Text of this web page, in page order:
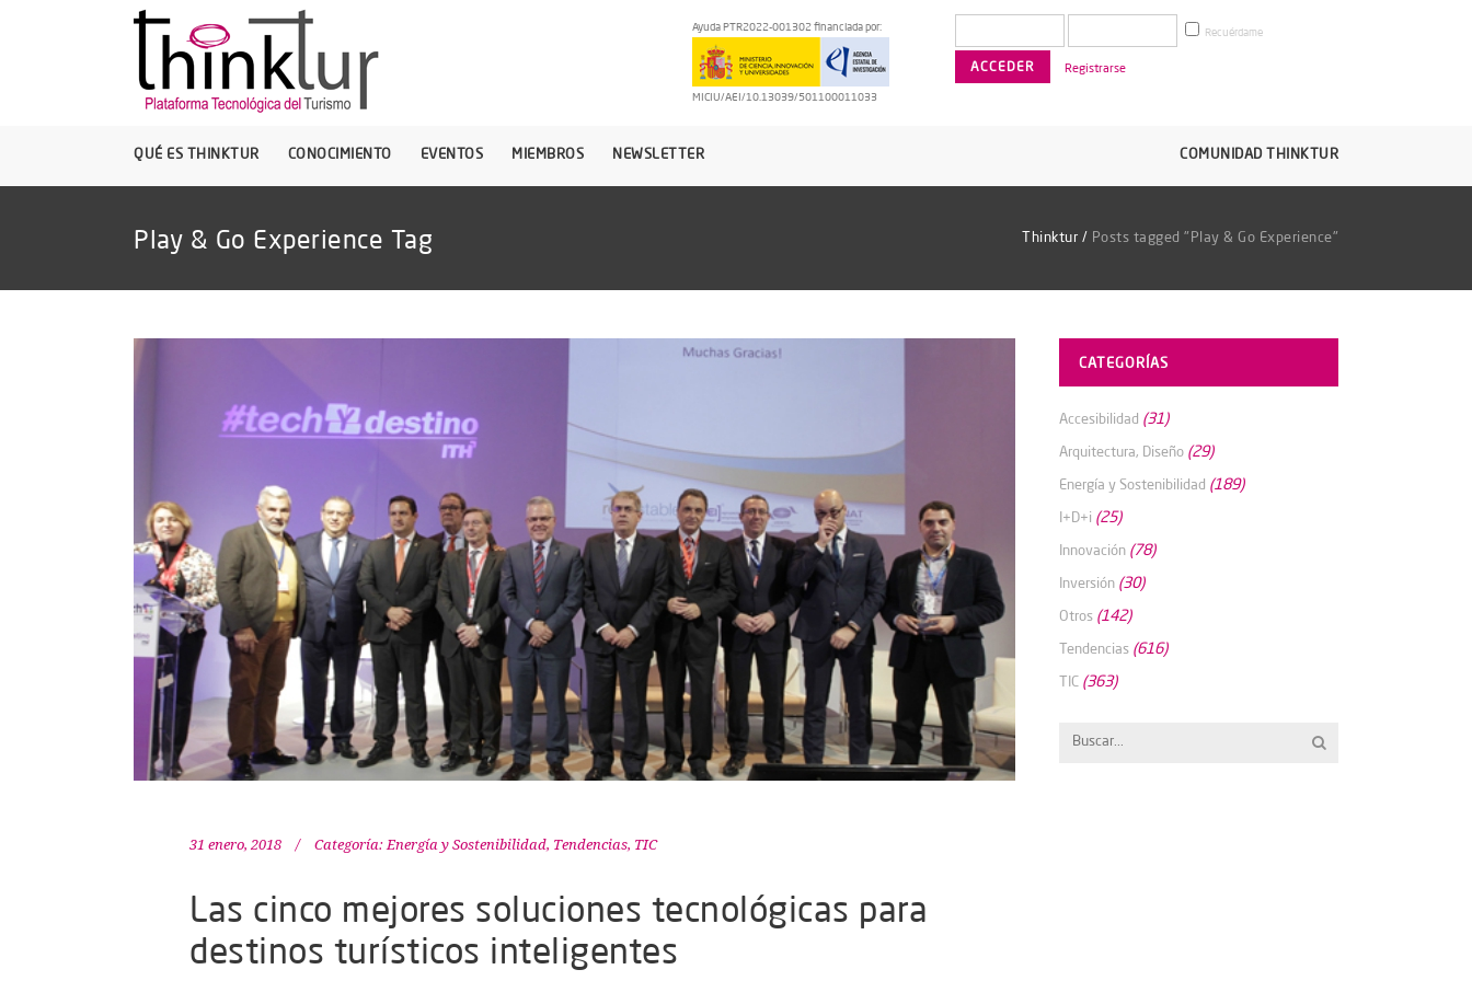
Ayuda PTR2022-001302 financiada por:
MICIU/AEI/10.13039/501100011033
Recuérdame
Registrarse
QUÉ ES THINKTUR CONOCIMIENTO EVENTOS MIEMBROS NEWSLETTER COMUNIDAD THINKTUR
Play & Go Experience Tag Thinktur / Posts tagged "Play & Go Experience"
31 enero, 2018 Categoría: Energía y Sostenibilidad, Tendencias, TIC
Las cinco mejores soluciones tecnológicas para
destinos turísticos inteligentes
CATEGORÍAS
Accesibilidad (31)
Arquitectura, Diseño (29)
Energía y Sostenibilidad (189)
I+D+i (25)
Innovación (78)
Inversión (30)
Otros (142)
Tendencias (616)
TIC (363)